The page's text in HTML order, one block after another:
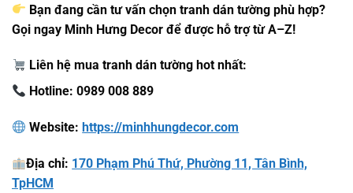
Bạn đang cần tư vấn chọn tranh dán tường phù hợp?
Gọi ngay Minh Hưng Decor để được hỗ trợ từ A–Z!
Liên hệ mua tranh dán tường hot nhất:
Hotline: 0989 008 889
Website: https://minhhungdecor.com
Địa chỉ: 170 Phạm Phú Thứ, Phường 11, Tân Bình,
TpHCM